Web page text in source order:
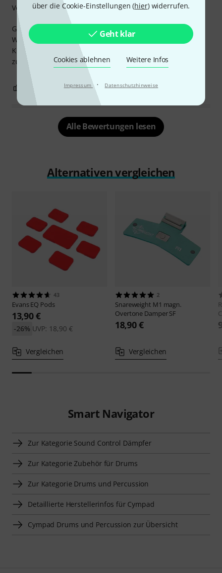
über die Cookie-Einstellungen (hier) widerrufen.
Geht klar
Cookies ablehnen Weitere Infos
Impressum · Datenschutzhinweise
Gute Idee, Sound interessant, aber das
Wiederverwenden habe ich mir einfacher vorgestellt...
Kleiner klebestreifen umd den Dämpfer auf das Fell
zukleben, mal sehen wie of sich das wiederholen lässt...
Verarbeitung
BEWERTUNG MELDEN
Alle Bewertungen lesen
Alternativen vergleichen
43
EvansEQ Pods
13,90 €
UVP: 18,90 €
-26%
Vergleichen
2
Snareweight M1 magn.
Overtone Damper SF
18,90 €
Vergleichen
Smart Navigator
Zur Kategorie Sound Control Dämpfer
Zur Kategorie Zubehör für Drums
Zur Kategorie Drums und Percussion
Detaillierte Herstellerinfos für Cympad
Cympad Drums und Percussion zur Übersicht